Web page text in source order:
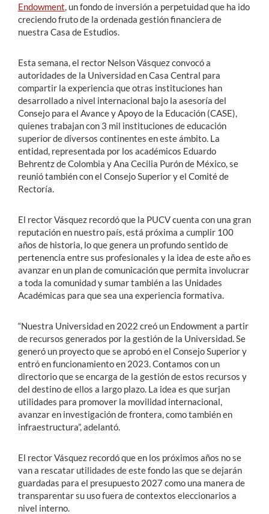
Endowment , un fondo de inversión a perpetuidad que ha ido
creciendo fruto de la ordenada gestión financiera de
nuestra Casa de Estudios.
Esta semana, el rector Nelson Vásquez convocó a
autoridades de la Universidad en Casa Central para
compartir la experiencia que otras instituciones han
desarrollado a nivel internacional bajo la asesoría del
Consejo para el Avance y Apoyo de la Educación (CASE),
quienes trabajan con 3 mil instituciones de educación
superior de diversos continentes en este ámbito. La
entidad, representada por los académicos Eduardo
Behrentz de Colombia y Ana Cecilia Purón de México, se
reunió también con el Consejo Superior y el Comité de
Rectoría.
El rector Vásquez recordó que la PUCV cuenta con una gran
reputación en nuestro país, está próxima a cumplir 100
años de historia, lo que genera un profundo sentido de
pertenencia entre sus profesionales y la idea de este año es
avanzar en un plan de comunicación que permita involucrar
a toda la comunidad y sumar también a las Unidades
Académicas para que sea una experiencia formativa.
“Nuestra Universidad en 2022 creó un Endowment a partir
de recursos generados por la gestión de la Universidad. Se
generó un proyecto que se aprobó en el Consejo Superior y
entró en funcionamiento en 2023. Contamos con un
directorio que se encarga de la gestión de estos recursos y
del destino de ellos a largo plazo. La idea es que surjan
utilidades para promover la movilidad internacional,
avanzar en investigación de frontera, como también en
infraestructura”, adelantó.
El rector Vásquez recordó que en los próximos años no se
van a rescatar utilidades de este fondo las que se dejarán
guardadas para el presupuesto 2027 como una manera de
transparentar su uso fuera de contextos eleccionarios a
nivel interno.